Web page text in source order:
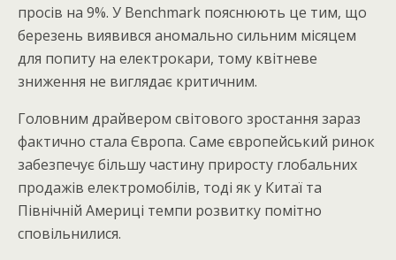
просів на 9%. У Benchmark пояснюють це тим, що
березень виявився аномально сильним місяцем
для попиту на електрокари, тому квітневе
зниження не виглядає критичним.
Головним драйвером світового зростання зараз
фактично стала Європа. Саме європейський ринок
забезпечує більшу частину приросту глобальних
продажів електромобілів, тоді як у Китаї та
Північній Америці темпи розвитку помітно
сповільнилися.